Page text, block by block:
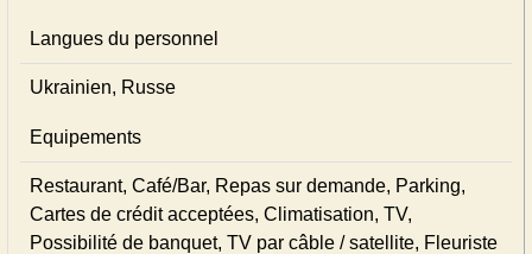
Langues du personnel
Ukrainien, Russe
Equipements
Restaurant, Café/Bar, Repas sur demande, Parking,
Cartes de crédit acceptées, Climatisation, TV,
Possibilité de banquet, TV par câble / satellite, Fleuriste